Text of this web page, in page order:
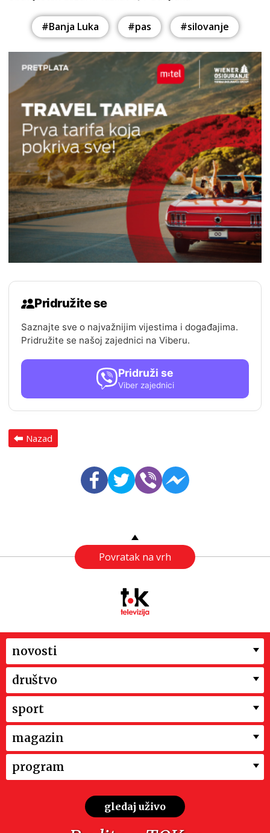
#Banja Luka #pas #silovanje
Pridružite se
Saznajte sve o najvažnijim vijestima i događajima.
Pridružite se našoj zajednici na Viberu.
Pridruži se
Viber zajednici
Nazad
Povratak na vrh
novosti
društvo
sport
magazin
program
gledaj uživo